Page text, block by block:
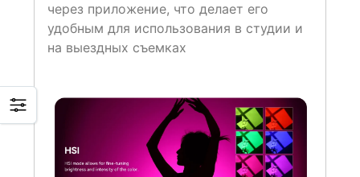
через приложение, что делает его
удобным для использования в студии и
на выездных съемках